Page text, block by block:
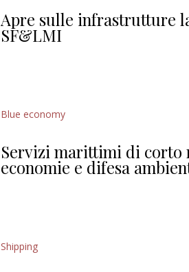
Apre sulle infrastrutture
SF&LMI
Blue economy
Servizi marittimi di corto
economie e difesa
Shipping